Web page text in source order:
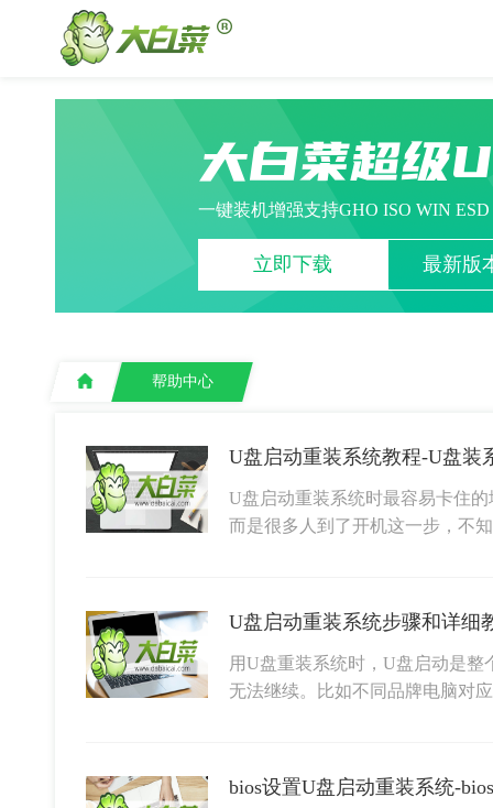
大白菜超级
一键装机增强支持GHO ISO WIN
立即下载 最新版
帮助中心
U盘启动重装系统教程-U盘装
U盘启动重装系统时最容易卡住
而是很多人到了开机这一步，不
用U盘重装系统时，U盘启动是
无法继续。比如不同品牌电脑对
bios设置U盘启动重装系统-